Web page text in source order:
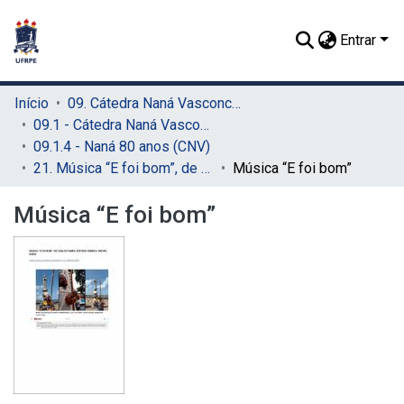
Entrar
Início
09. Cátedra Naná Vasconcelos (CNV)
09.1 - Cátedra Naná Vasconcelos (CNV)
09.1.4 - Naná 80 anos (CNV)
21. Música “E foi bom”, de Carlos Tampa e Felipe Poch (CNV)
Música “E foi bom”
Música “E foi bom”